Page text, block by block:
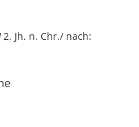
2. Jh. n. Chr./ nach: